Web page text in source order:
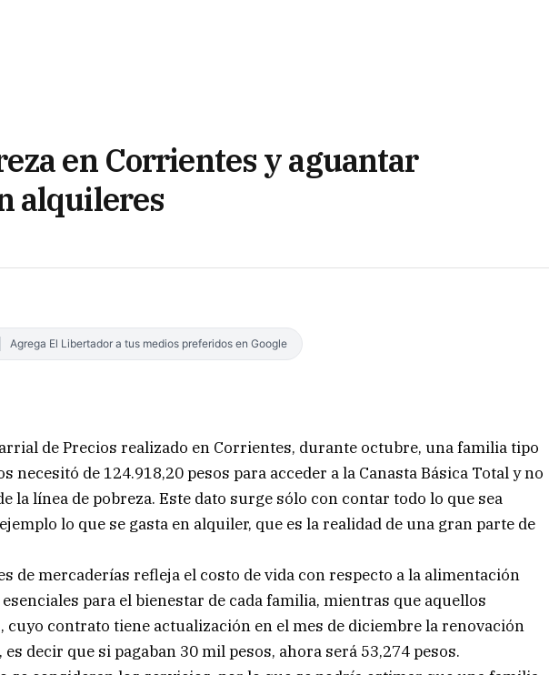
en Corrientes y aguantar
alquileres
Agrega El Libertador a tus medios preferidos en Google
de Precios realizado en Corrientes, durante octubre, una familia tipo
necesitó de 124.918,20 pesos para acceder a la Canasta Básica Total y no
la línea de pobreza. Este dato surge sólo con contar todo lo que sea
lo que se gasta en alquiler, que es la realidad de una gran parte de
de mercaderías refleja el costo de vida con respecto a la alimentación
para el bienestar de cada familia, mientras que aquellos
contrato tiene actualización en el mes de diciembre la renovación
decir que si pagaban 30 mil pesos, ahora será 53,274 pesos.